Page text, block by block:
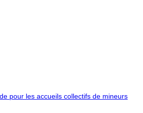
pour les accueils collectifs de mineurs